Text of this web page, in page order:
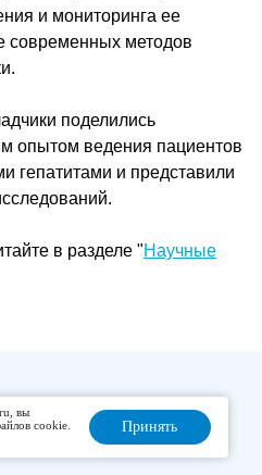
и мониторинга ее
современных методов
поделились
опытом ведения пациентов
гепатитами и представили
в разделе "Научные
д. 3А метро
«Новогиреево»
вы
cookie.
Принять